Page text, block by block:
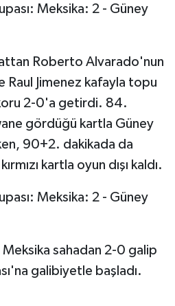
Roberto Alvarado'nun
Raul Jimenez kafayla topu
2-0'a getirdi. 84.
gördüğü kartla Güney
90+2. dakikada da
kartla oyun dışı kaldı.
sahadan 2-0 galip
galibiyetle başladı.